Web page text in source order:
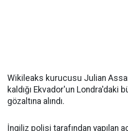
Wikileaks kurucusu Julian
kaldığı Ekvador'un Londra'daki
gözaltına alındı.
İngiliz polisi tarafından yapılan